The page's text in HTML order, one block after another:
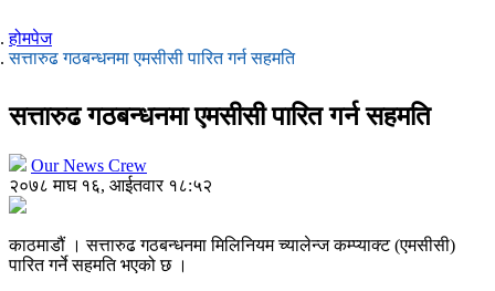
होमपेज
सत्तारुढ गठबन्धनमा एमसीसी पारित गर्न सहमति
सत्तारुढ गठबन्धनमा एमसीसी पारित गर्न सहमति
Our News Crew
२०७८ माघ १६, आईतवार १८:५२
काठमाडौं । सत्तारुढ गठबन्धनमा मिलिनियम च्यालेन्ज कम्प्याक्ट (एमसीसी)
पारित गर्ने सहमति भएको छ ।